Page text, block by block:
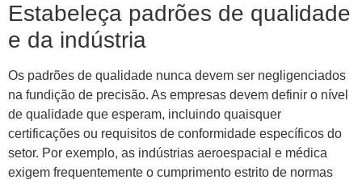
Estabeleça padrões de qualidade
e da indústria
Os padrões de qualidade nunca devem ser negligenciados
na fundição de precisão. As empresas devem definir o nível
de qualidade que esperam, incluindo quaisquer
certificações ou requisitos de conformidade específicos do
setor. Por exemplo, as indústrias aeroespacial e médica
exigem frequentemente o cumprimento estrito de normas